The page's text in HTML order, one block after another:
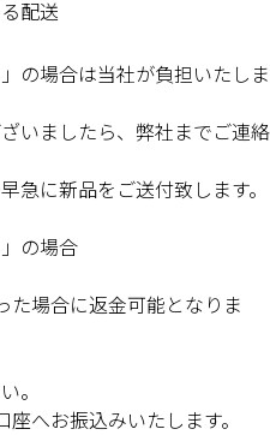
配送
の場合は当社が負担いたしま
いましたら、弊社までご連絡
急に新品をご送付致します。
の場合
た場合に返金可能となりま
。
へお振込みいたします。